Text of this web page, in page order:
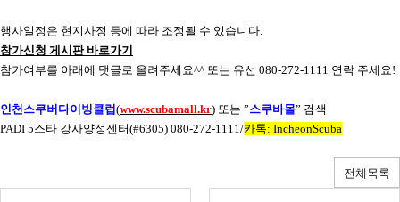
행사일정은 현지사정 등에 따라 조정될 수 있습니다
참가신청 게시판 바로가기
참가여부를 아래에 댓글로 올려주세요^^ 또는 유선 080-272-1111 연락 주세요 !
인천스쿠버다이빙클럽(www.scubamall.kr) 또는 ”스쿠바몰” 검색
PADI 5스타 강사양성센터(#6305) 080-272-1111/카톡: IncheonScuba
전체목록